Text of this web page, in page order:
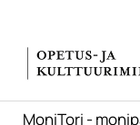
MoniTori -